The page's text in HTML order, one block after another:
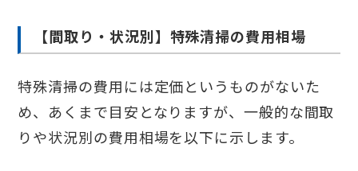
【間取り・状況別】特殊清掃の費用相場
特殊清掃の費用には定価というものがないた
め、あくまで目安となりますが、一般的な間取
りや状況別の費用相場を以下に示します。